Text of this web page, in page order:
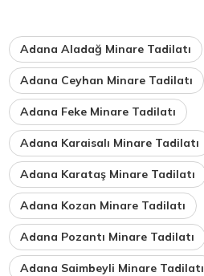
Adana Aladağ Minare Tadilatı
Adana Ceyhan Minare Tadilatı
Adana Feke Minare Tadilatı
Adana Karaisalı Minare Tadilatı
Adana Karataş Minare Tadilatı
Adana Kozan Minare Tadilatı
Adana Pozantı Minare Tadilatı
Adana Saimbeyli Minare Tadilatı